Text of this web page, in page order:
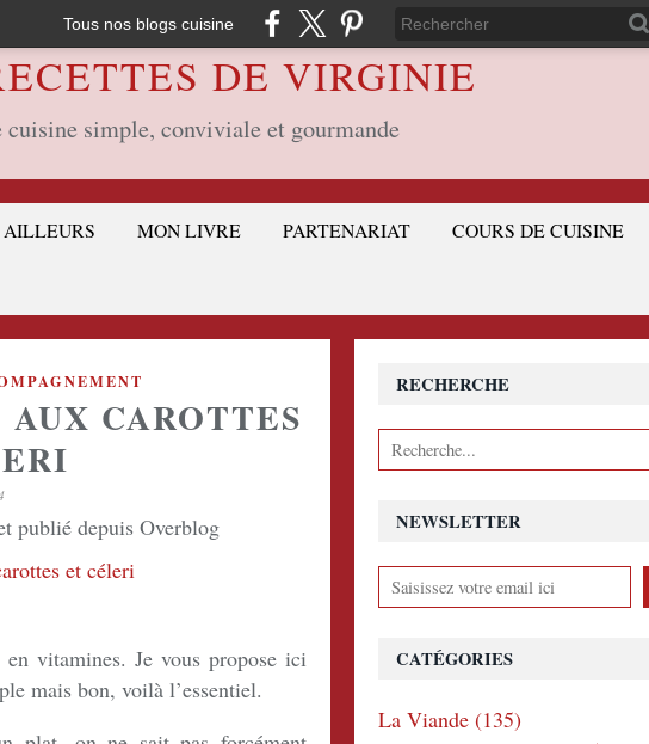
Tous nos blogs cuisine
DE VIRGINIE
cuisine simple, conviviale et gourmande
AILLEURS MON LIVRE PARTENARIAT COURS DE CUISINE
CAROTTES
publié depuis Overblog
vitamines. Je vous propose ici
mais bon, voilà l’essentiel.
NEWSLETTER
RECHERCHE
CATÉGORIES
La Viande (135)